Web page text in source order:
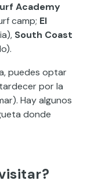
Academy
camp; El
South Coast
puedes optar
por la
Hay algunos
donde